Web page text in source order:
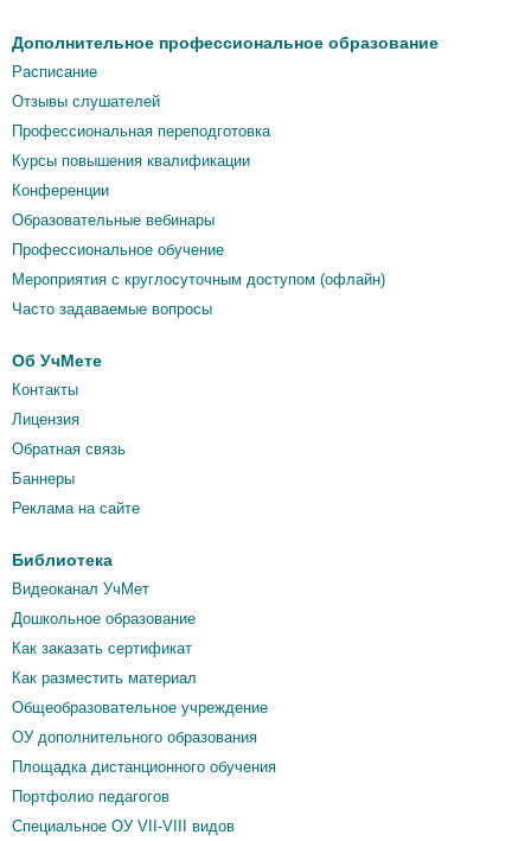
Дополнительное профессиональное образование
Расписание
Отзывы слушателей
Профессиональная переподготовка
Курсы повышения квалификации
Конференции
Образовательные вебинары
Профессиональное обучение
Мероприятия c круглосуточным доступом (офлайн)
Часто задаваемые вопросы
Об УчМете
Контакты
Лицензия
Обратная связь
Баннеры
Реклама на сайте
Библиотека
Видеоканал УчМет
Дошкольное образование
Как заказать сертификат
Как разместить материал
Общеобразовательное учреждение
ОУ дополнительного образования
Площадка дистанционного обучения
Портфолио педагогов
Специальное ОУ VII-VIII видов